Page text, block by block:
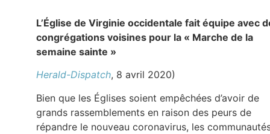
L’Église de Virginie occidentale fait équipe avec
congrégations voisines pour la « Marche de la
semaine sainte »
Herald-Dispatch, 8 avril 2020)
Bien que les Églises soient empêchées d’avoir de
grands rassemblements en raison des peurs de
répandre le nouveau coronavirus, les